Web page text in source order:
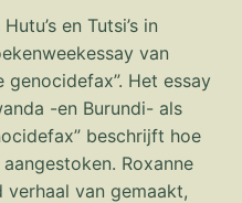
en Tutsi’s in
van
genocidefax”. Het essay
-en Burundi- als
beschrijft hoe
Roxanne
verhaal van gemaakt,